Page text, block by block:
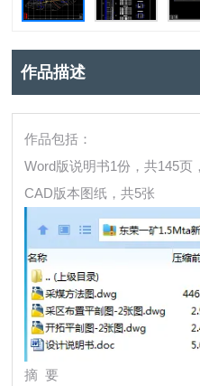
作品描述
作品包括：
Word版说明书1份，共145页
CAD版本图纸，共5张
摘 要